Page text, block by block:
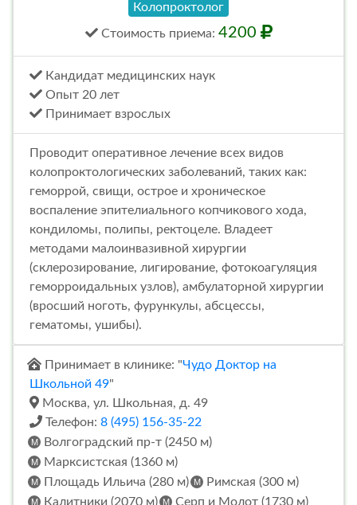
Колопроктолог
Стоимость приема: 4200
Кандидат медицинских наук
Опыт 20 лет
Принимает взрослых
Проводит оперативное лечение всех видов
колопроктологических заболеваний, таких как:
геморрой, свищи, острое и хроническое
воспаление эпителиального копчикового хода,
кондиломы, полипы, ректоцеле. Владеет
методами малоинвазивной хирургии
(склерозирование, лигирование, фотокоагуляция
геморроидальных узлов), амбулаторной хирургии
(вросший ноготь, фурункулы, абсцессы,
гематомы, ушибы).
Принимает в клинике: "Чудо Доктор на
Школьной 49"
Москва, ул. Школьная, д. 49
Телефон: 8 (495) 156-35-22
Волгоградский пр-т (2450 м)
Марксистская (1360 м)
Площадь Ильича (280 м)
Римская (300 м)
Калитники (2070 м)
Серп и Молот (1730 м)